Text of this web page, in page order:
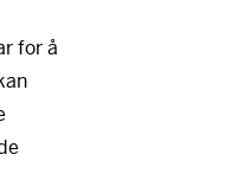
for å